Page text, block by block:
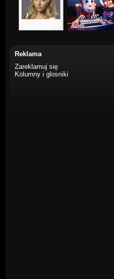
Reklama
Zareklamuj się
Kolumny i glosniki